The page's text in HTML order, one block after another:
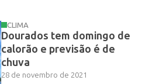
CLIMA
Dourados tem domingo de
calorão e previsão é de
chuva
28 de novembro de 2021